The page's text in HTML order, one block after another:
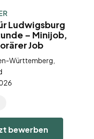
Ludwigsburg
– Minijob,
Job
Württemberg,
bewerben